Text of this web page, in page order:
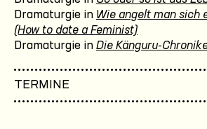
Dramaturgie in Wie angelt man sich
(How to date a Feminist)
Dramaturgie in Die Känguru-
TERMINE